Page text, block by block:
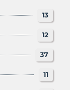
13
12
37
11